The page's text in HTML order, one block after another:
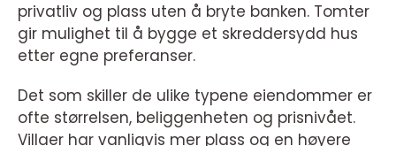
privatliv og plass uten å bryte banken. Tomter
gir mulighet til å bygge et skreddersydd hus
etter egne preferanser.
Det som skiller de ulike typene eiendommer er
ofte størrelsen, beliggenheten og prisnivået.
Villaer har vanligvis mer plass og en høyere